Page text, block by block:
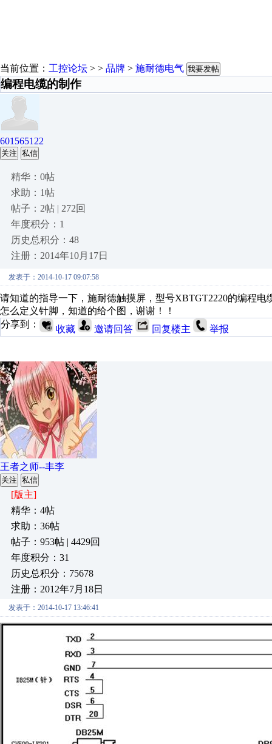
当前位置： 工控论坛 > > 品牌 > 施耐德电气 我要发帖
编程电缆的制作
601565122
关注 私信
精华：0帖
求助：1帖
帖子：2帖 | 272回
年度积分：1
历史总积分：48
注册：2014年10月17日
发表于：2014-10-17 09:07:58
请知道的指导一下，施耐德触摸屏，型号XBTGT2220的编程
怎么定义针脚，知道的给个图，谢谢！！
分享到：
收藏 邀请回答 回复楼主 举报
王者之师--丰李
关注 私信
[版主]
精华：4帖
求助：36帖
帖子：953帖 | 4429回
年度积分：31
历史总积分：75678
注册：2012年7月18日
发表于：2014-10-17 13:46:41